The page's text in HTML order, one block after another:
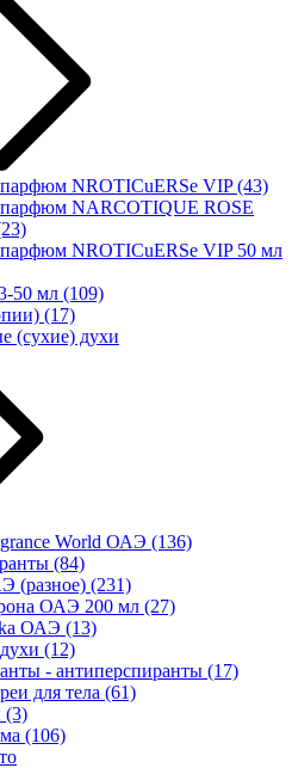
NROTICuERSe VIP(43)
NARCOTIQUE ROSE
NROTICuERSe VIP 50 мл
50 мл (109)
(17)
(сухие) духи
World ОАЭ (136)
(84)
(разное) (231)
ОАЭ 200 мл (27)
ОАЭ (13)
(12)
- антиперспиранты (17)
для тела (61)
(3)
(106)